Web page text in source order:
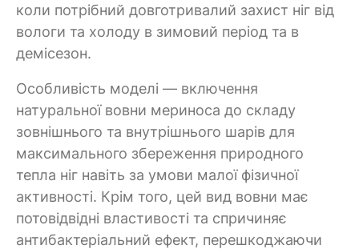
коли потрібний довготривалий захист ніг від
вологи та холоду в зимовий період та в
демісезон.
Особливість моделі — включення
натуральної вовни мериноса до складу
зовнішнього та внутрішнього шарів для
максимального збереження природного
тепла ніг навіть за умови малої фізичної
активності. Крім того, цей вид вовни має
потовідвідні властивості та спричиняє
антибактеріальний ефект, перешкоджаючи